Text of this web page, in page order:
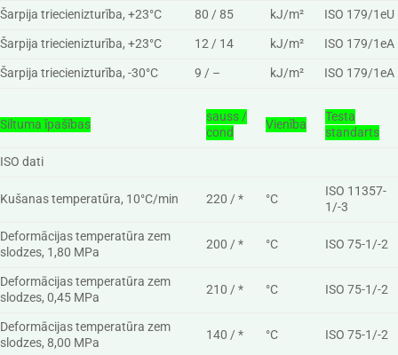
Šarpija triecienizturība, +23°C
80 / 85 kJ/m²
ISO 179/1eU
Šarpija triecienizturība, +23°C
12 / 14 kJ/m²
ISO 179/1eA
Šarpija triecienizturība, -30°C
9 / – kJ/m² ISO 179/1eA
Siltuma īpašības
sauss /
cond
Vienība
Testa
standarts
ISO dati
Kušanas temperatūra, 10°C/min 220 / * °C
ISO 11357-
1/-3
Deformācijas temperatūra zem
slodzes, 1,80 MPa
200 / * °C ISO 75-1/-2
Deformācijas temperatūra zem
slodzes, 0,45 MPa
210 / * °C ISO 75-1/-2
Deformācijas temperatūra zem
slodzes, 8,00 MPa
140 / * °C ISO 75-1/-2